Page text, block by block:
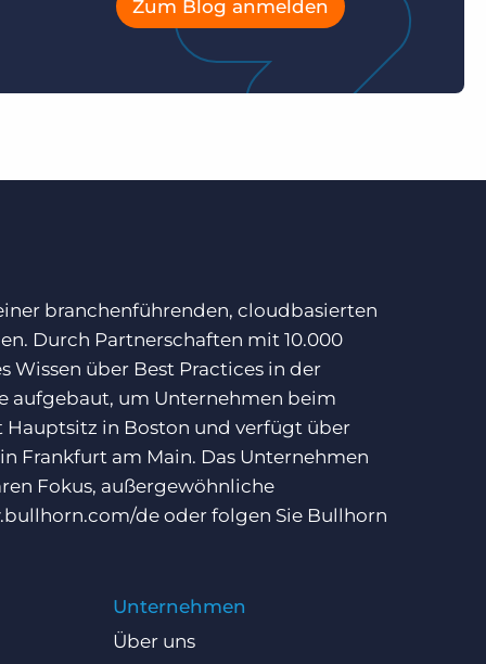
Zum Blog anmelden
branchenführenden, cloudbasierten
Durch Partnerschaften mit 10.000
über Best Practices in der
aufgebaut, um Unternehmen beim
in Boston und verfügt über
Frankfurt am Main. Das Unternehmen
Fokus, außergewöhnliche
deoder folgen Sie Bullhorn
Unternehmen
Über uns